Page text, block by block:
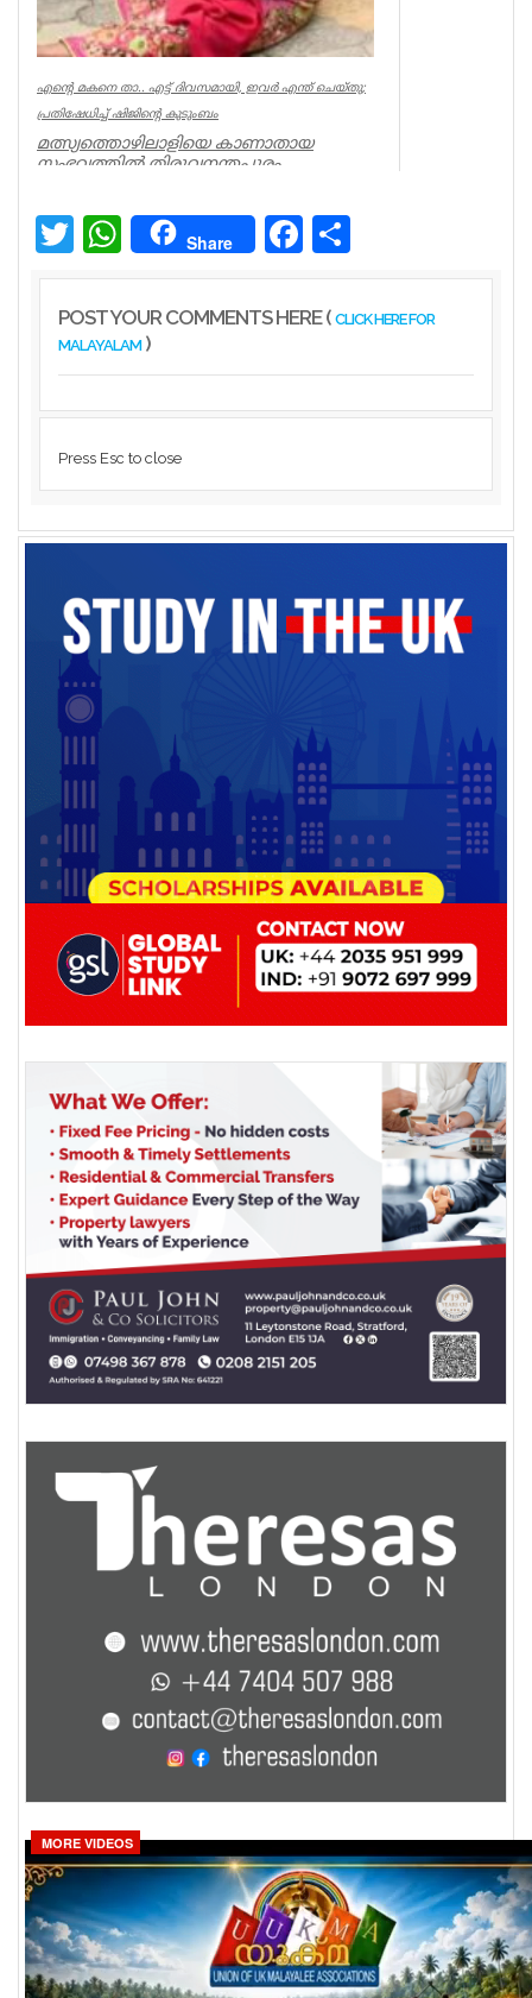
എന്റെ മകനെ താ.. എട്ട് ദിവസമായി, ഇവര്‍ എന്ത് ചെയ്തു;
പ്രതിഷേധിച്ച് ഷിജിന്റെ കുടുംബം
മത്സ്യത്തൊഴിലാളിയെ കാണാതായ
സംഭവത്തില്‍ തിരുവനന്തപുരം
Kerala Twitter WhatsAppShare Facebook
POST YOUR COMMENTS HERE ( CLICK HERE FOR
MALAYALAM)
Press Esc to close
MORE VIDEOS